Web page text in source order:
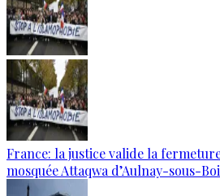
France: la justice valide la
mosquée Attaqwa d’Aulnay-sous-